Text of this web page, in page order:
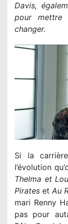
Davis,
pour
changer.
Si la
l’évolution
Thelma et
Pirates etAu
mari Renny
pas pour